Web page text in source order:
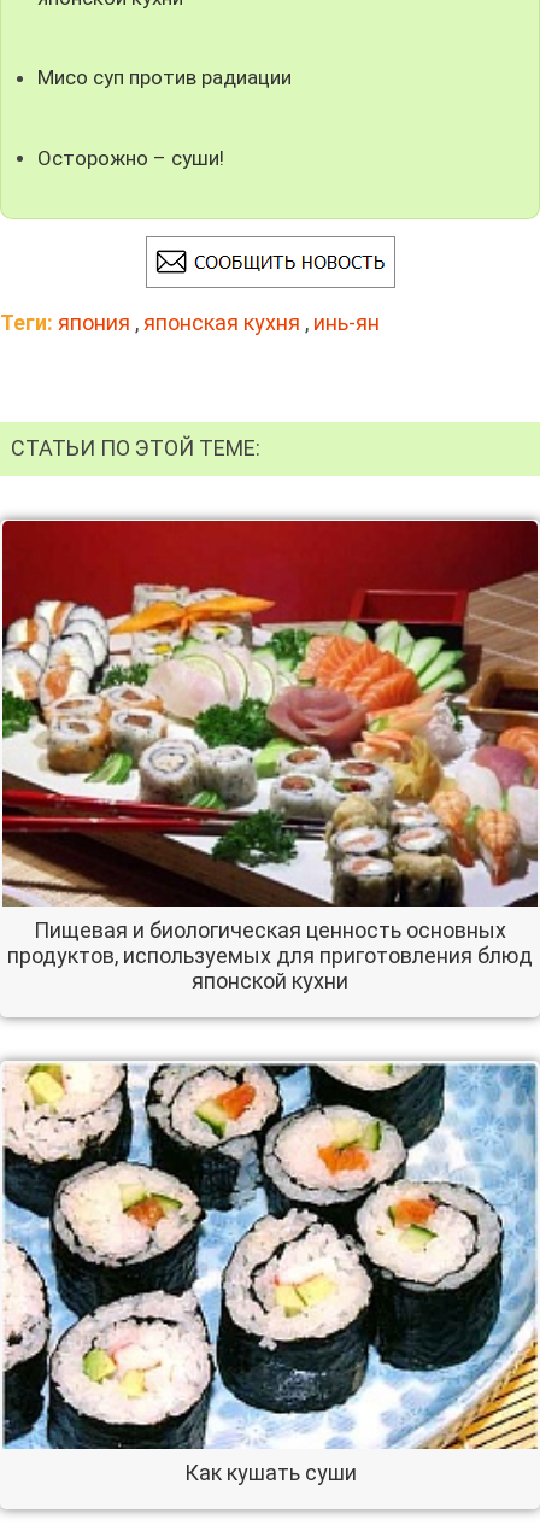
Мисо суп против радиации
Осторожно – суши!
Теги: япония , японская кухня , инь-ян
СТАТЬИ ПО ЭТОЙ ТЕМЕ:
Пищевая и биологическая ценность основных
продуктов, используемых для приготовления блюд
японской кухни
Как кушать суши